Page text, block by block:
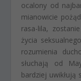
ocalony od
mianowicie
rasa-lila,
życia
rozumienia
słuchają od
bardziej uwikłują